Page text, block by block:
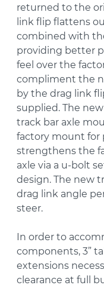
returned to the
link flip flattens
combined with
providing better
feel over the
compliment the
by the drag link
supplied. The
track bar axle
factory mount for
strengthens the
axle via a u-bolt
design. The new
drag link angle
steer.
In order to
components, 3”
extensions
clearance at full